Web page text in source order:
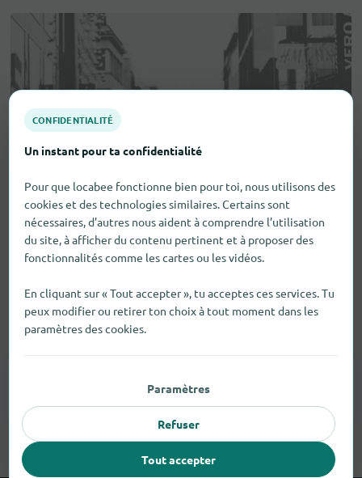
Aides visuelles et auditives
Appareils Auditifs
CONFIDENTIALITÉ
Un instant pour ta confidentialité
Pour que locabee fonctionne bien pour toi, nous utilisons des
cookies et des technologies similaires. Certains sont
nécessaires, d’autres nous aident à comprendre l’utilisation
du site, à afficher du contenu pertinent et à proposer des
fonctionnalités comme les cartes ou les vidéos.
En cliquant sur « Tout accepter », tu acceptes ces services. Tu
peux modifier ou retirer ton choix à tout moment dans les
paramètres des cookies.
Paramètres
Refuser
Tout accepter